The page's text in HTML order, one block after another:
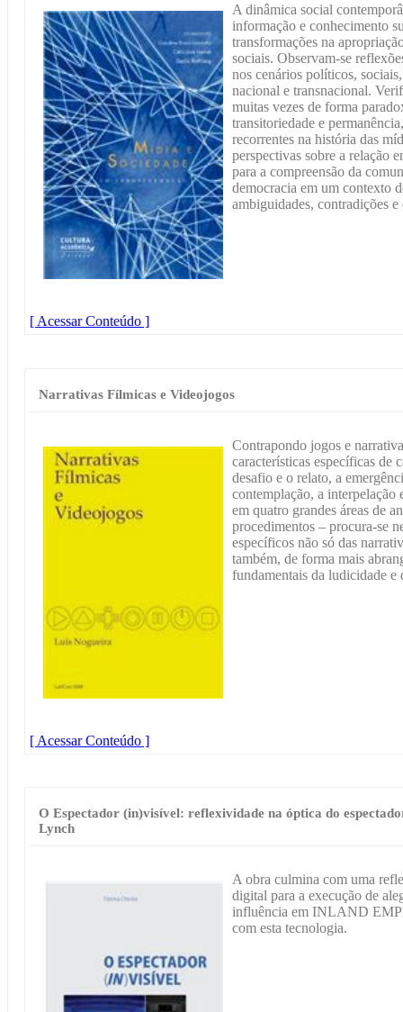
A dinâmica social
informação e conhecimento
transformações na
sociais. Observam-se
nos cenários políticos,
nacional e transnacional.
muitas vezes de forma
transitoriedade e
recorrentes na história das
perspectivas sobre a relação
para a compreensão da
democracia em um contexto
ambiguidades, contradições e
[ Acessar Conteúdo ]
Narrativas Fílmicas e Videojogos
Contrapondo jogos e
características específicas de
desafio e o relato, a
contemplação, a
em quatro grandes áreas de
procedimentos – procura-se
específicos não só das
também, de forma mais
fundamentais da ludicidade e
[ Acessar Conteúdo ]
O Espectador (in)visível: reflexividade na óptica do
Lynch
A obra culmina com uma
digital para a execução de
influência em INLAND
com esta tecnologia.